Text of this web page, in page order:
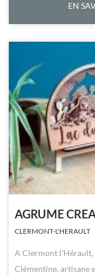
EN
AGRUME
CLERMONT-L'HERAULT
A Clermont
Clémentine, artisane